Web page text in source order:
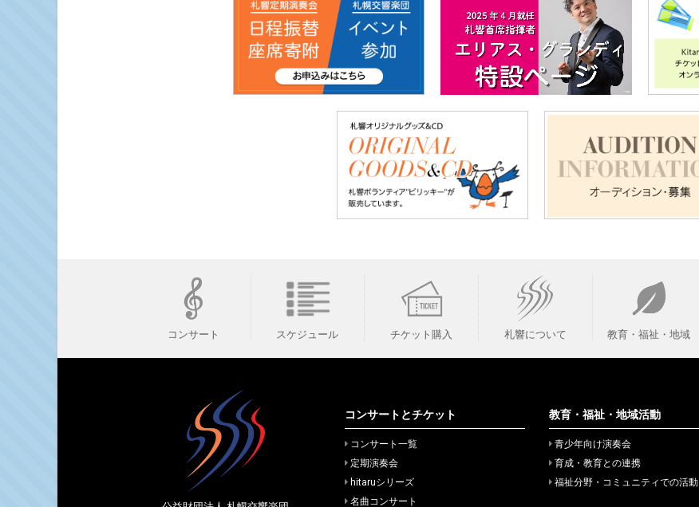
コンサート スケジュール チケット購入 札響について 教育・福祉・地域
コンサートとチケット
コンサート一覧
定期演奏会
hitaruシリーズ
名曲コンサート
教育・福祉・地域活動
青少年向け演奏会
育成・教育との連携
福祉分野・コミュニティでの活動